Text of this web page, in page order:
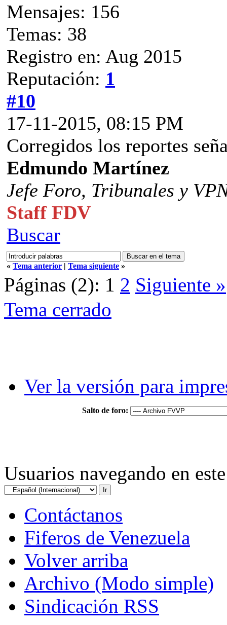
Mensajes: 156
Temas: 38
Registro en: Aug 2015
Reputación: 1
#10
17-11-2015, 08:15 PM
Corregidos los reportes
Edmundo Martínez
Jefe Foro, Tribunales y
Staff FDV
Buscar
« Tema anterior | Tema siguiente »
Páginas (2): 1 2 Siguiente »
Tema cerrado
Ver la versión para
Salto de foro:
Usuarios navegando en
Contáctanos
Fiferos de Venezuela
Volver arriba
Archivo (Modo simple)
Sindicación RSS